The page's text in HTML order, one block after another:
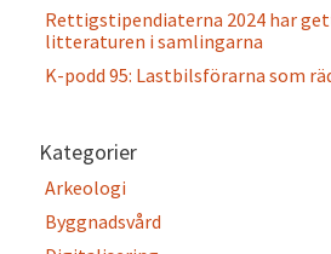
Rettigstipendiaterna 2024 har
litteraturen i samlingarna
K-podd 95: Lastbilsförarna som
Kategorier
Arkeologi
Byggnadsvård